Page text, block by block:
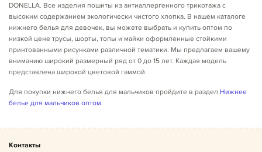
DONELLA. Все изделия пошиты из антиаллергенного трикотажа с
высоким содержанием экологически чистого хлопка. В нашем каталоге
нижнего белья для девочек, вы можете выбрать и купить оптом по
низкой цене трусы, шорты, топы и майки оформленные стойкими
принтованными рисунками различной тематики. Мы предлагаем вашему
вниманию широкий размерный ряд от 0 до 15 лет. Каждая модель
представлена широкой цветовой гаммой.
Для покупки нижнего белья для мальчиков пройдите в раздел Нижнее
белье для мальчиков оптом.
Контакты